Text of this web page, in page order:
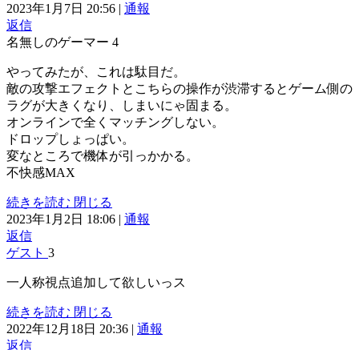
2023年1月7日 20:56 | 通報
返信
名無しのゲーマー 4
やってみたが、これは駄目だ。
敵の攻撃エフェクトとこちらの操作が渋滞するとゲーム側の
ラグが大きくなり、しまいにゃ固まる。
オンラインで全くマッチングしない。
ドロップしょっぱい。
変なところで機体が引っかかる。
不快感MAX
続きを読む 閉じる
2023年1月2日 18:06 | 通報
返信
ゲスト 3
一人称視点追加して欲しいっス
続きを読む 閉じる
2022年12月18日 20:36 | 通報
返信